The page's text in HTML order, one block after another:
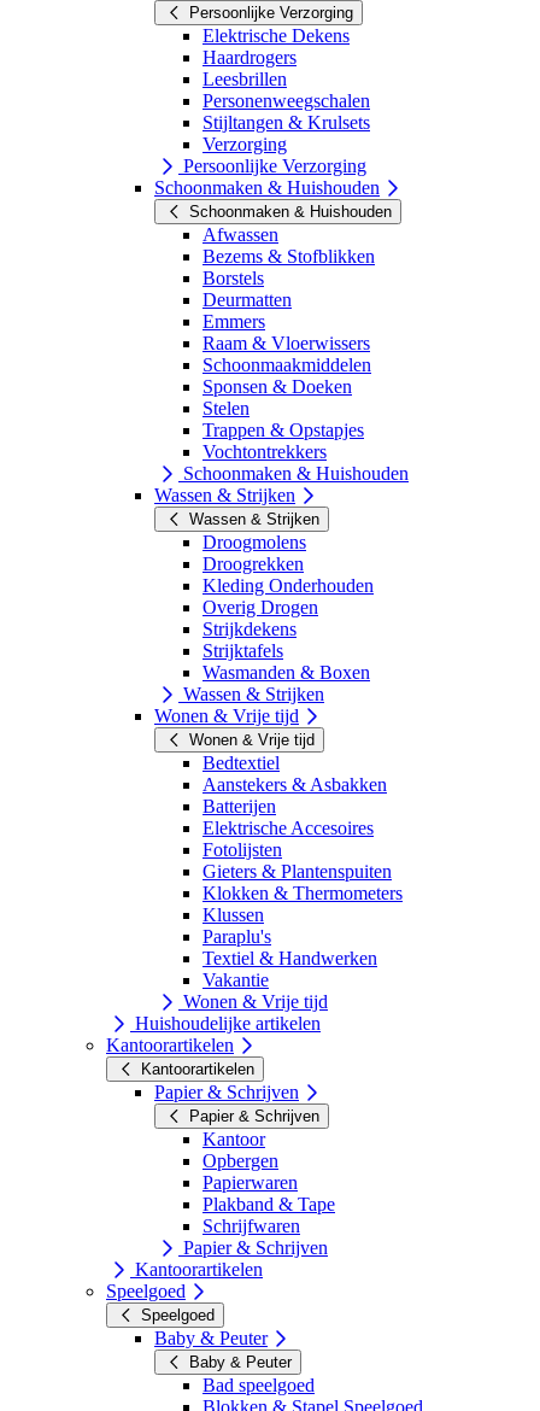
Persoonlijke Verzorging
Elektrische Dekens
Haardrogers
Leesbrillen
Personenweegschalen
Stijltangen & Krulsets
Verzorging
Persoonlijke Verzorging
Schoonmaken & Huishouden
Schoonmaken & Huishouden
Afwassen
Bezems & Stofblikken
Borstels
Deurmatten
Emmers
Raam & Vloerwissers
Schoonmaakmiddelen
Sponsen & Doeken
Stelen
Trappen & Opstapjes
Vochtontrekkers
Schoonmaken & Huishouden
Wassen & Strijken
Wassen & Strijken
Droogmolens
Droogrekken
Kleding Onderhouden
Overig Drogen
Strijkdekens
Strijktafels
Wasmanden & Boxen
Wassen & Strijken
Wonen & Vrije tijd
Wonen & Vrije tijd
Bedtextiel
Aanstekers & Asbakken
Batterijen
Elektrische Accesoires
Fotolijsten
Gieters & Plantenspuiten
Klokken & Thermometers
Klussen
Paraplu's
Textiel & Handwerken
Vakantie
Wonen & Vrije tijd
Huishoudelijke artikelen
Kantoorartikelen
Kantoorartikelen
Papier & Schrijven
Papier & Schrijven
Kantoor
Opbergen
Papierwaren
Plakband & Tape
Schrijfwaren
Papier & Schrijven
Kantoorartikelen
Speelgoed
Speelgoed
Baby & Peuter
Baby & Peuter
Bad speelgoed
Blokken & Stapel Speelgoed